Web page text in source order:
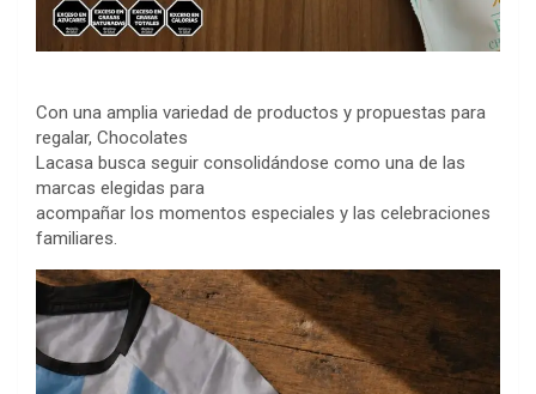
Con una amplia variedad de productos y propuestas para
regalar, Chocolates
Lacasa busca seguir consolidándose como una de las
marcas elegidas para
acompañar los momentos especiales y las celebraciones
familiares.